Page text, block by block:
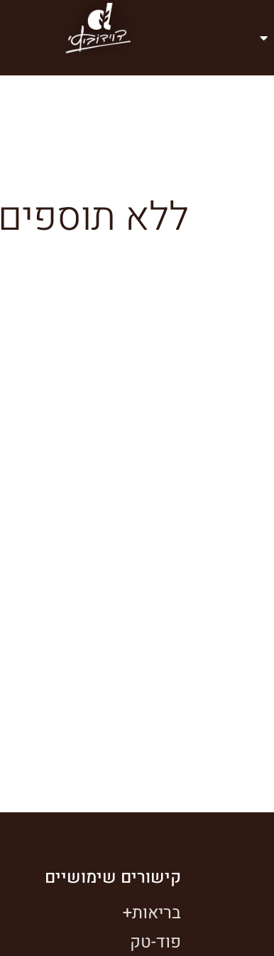
ללא תוספים
קישורים שימושיים
בריאות+
פוד-טק